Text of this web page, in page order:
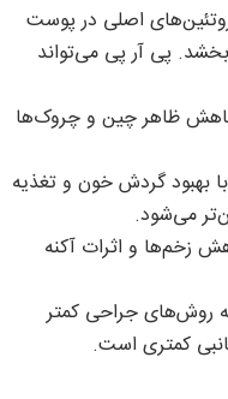
اصلی در پوست
پی آر پی می‌تواند
ظاهر چین و چروک‌ها
با بهبود گردش خون و تغذیه
می‌شود.
زخم‌ها و اثرات آکنه
روش‌های جراحی کمتر
کمتری است.